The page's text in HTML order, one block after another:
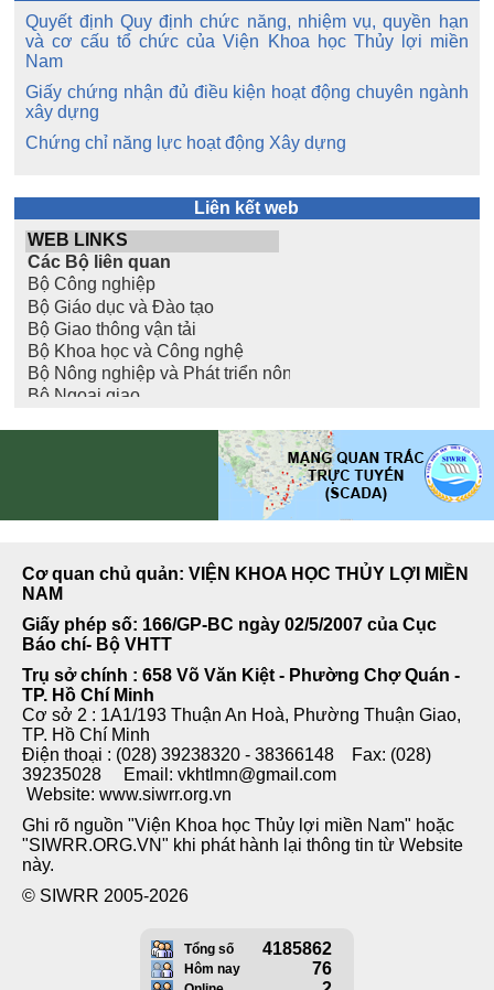
Quyết định Quy định chức năng, nhiệm vụ, quyền hạn
và cơ cấu tổ chức của Viện Khoa học Thủy lợi miền
Nam
Giấy chứng nhận đủ điều kiện hoạt động chuyên ngành
xây dựng
Chứng chỉ năng lực hoạt động Xây dựng
Liên kết web
Cơ quan chủ quản: VIỆN KHOA HỌC THỦY LỢI MIỀN
NAM
Giấy phép số: 166/GP-BC ngày 02/5/2007 của Cục
Báo chí- Bộ VHTT
Trụ sở chính : 658 Võ Văn Kiệt - Phường Chợ Quán -
TP. Hồ Chí Minh
Cơ sở 2 : 1A1/193 Thuận An Hoà, Phường Thuận Giao,
TP. Hồ Chí Minh
Điện thoại : (028) 39238320 - 38366148 Fax: (028)
39235028 Email: vkhtlmn@gmail.com
Website: www.siwrr.org.vn
Ghi rõ nguồn "Viện Khoa học Thủy lợi miền Nam" hoặc
"SIWRR.ORG.VN" khi phát hành lại thông tin từ Website
này.
© SIWRR 2005-2026
Tổng số 4185862
Hôm nay 76